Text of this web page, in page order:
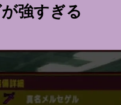
が強すぎる